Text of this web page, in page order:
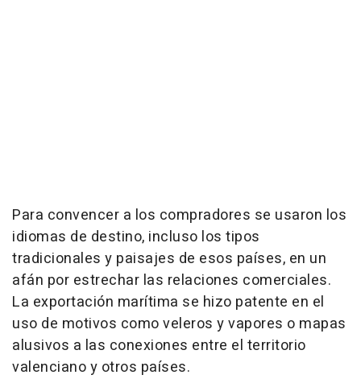
Para convencer a los compradores se usaron los
idiomas de destino, incluso los tipos
tradicionales y paisajes de esos países, en un
afán por estrechar las relaciones comerciales.
La exportación marítima se hizo patente en el
uso de motivos como veleros y vapores o mapas
alusivos a las conexiones entre el territorio
valenciano y otros países.